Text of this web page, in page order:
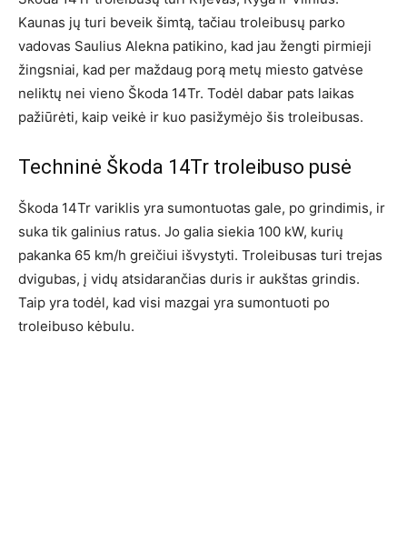
Kaunas jų turi beveik šimtą, tačiau troleibusų parko
vadovas Saulius Alekna patikino, kad jau žengti pirmieji
žingsniai, kad per maždaug porą metų miesto gatvėse
neliktų nei vieno Škoda 14Tr. Todėl dabar pats laikas
pažiūrėti, kaip veikė ir kuo pasižymėjo šis troleibusas.
Techninė Škoda 14Tr troleibuso pusė
Škoda 14Tr variklis yra sumontuotas gale, po grindimis, ir
suka tik galinius ratus. Jo galia siekia 100 kW, kurių
pakanka 65 km/h greičiui išvystyti. Troleibusas turi trejas
dvigubas, į vidų atsidarančias duris ir aukštas grindis.
Taip yra todėl, kad visi mazgai yra sumontuoti po
troleibuso kėbulu.